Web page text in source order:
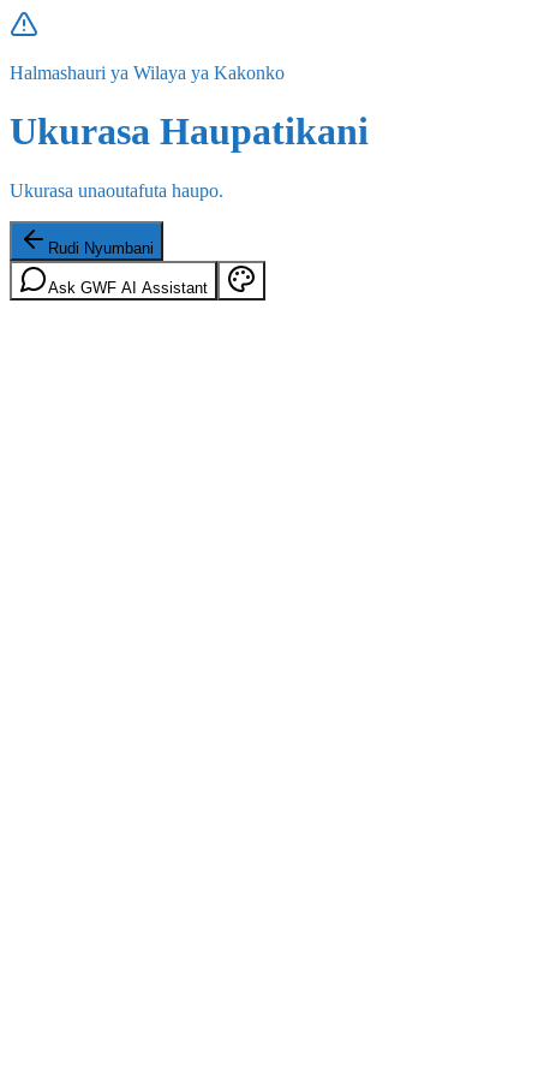
Halmashauri ya Wilaya ya Kakonko
Ukurasa Haupatikani
Ukurasa unaoutafuta haupo.
Rudi Nyumbani
Ask GWF AI Assistant